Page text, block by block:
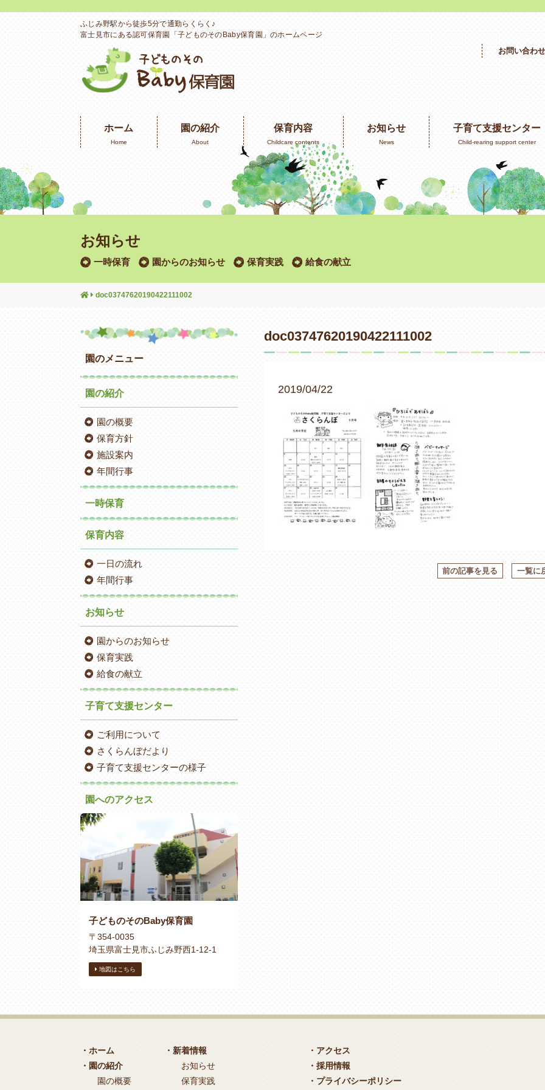
ふじみ野駅から徒歩5分で通勤らくらく♪
富士見市にある認可保育園「子どものそのBaby保育園」のホームページ
お問い合わせ
ホーム
Home
園の紹介
About
保育内容
Childcare contents
お知らせ
News
子育て支援センター
Child-rearing support center
お知らせ
一時保育 園からのお知らせ 保育実践 給食の献立
doc03747620190422111002
doc03747620190422111002
2019/04/22
前の記事を見る 一覧に
園のメニュー
園の紹介
園の概要
保育方針
施設案内
年間行事
一時保育
保育内容
一日の流れ
年間行事
お知らせ
園からのお知らせ
保育実践
給食の献立
子育て支援センター
ご利用について
さくらんぼだより
子育て支援センターの様子
園へのアクセス
子どものそのBaby保育園
〒354-0035
埼玉県富士見市ふじみ野西1-12-1
地図はこちら
・ホーム
・園の紹介
園の概要
・新着情報
お知らせ
保育実践
・アクセス
・採用情報
・プライバシーポリシー